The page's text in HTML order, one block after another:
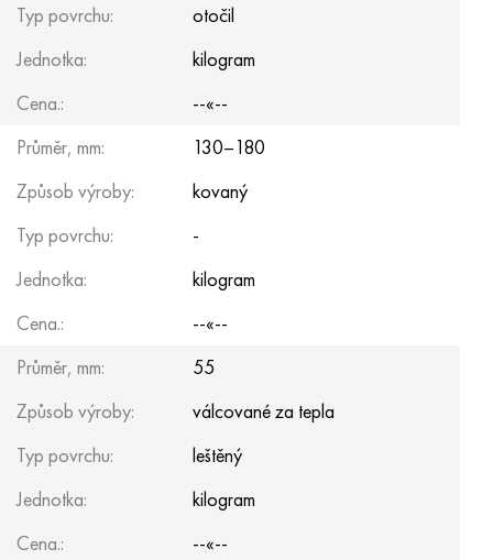
Typ povrchu:
otočil
Jednotka:
kilogram
Cena.:
--«--
Průměr, mm:
130–180
Způsob výroby:
kovaný
Typ povrchu:
-
Jednotka:
kilogram
Cena.:
--«--
Průměr, mm:
55
Způsob výroby:
válcované za tepla
Typ povrchu:
leštěný
Jednotka:
kilogram
Cena.:
--«--